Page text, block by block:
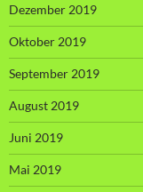
Dezember 2019
Oktober 2019
September 2019
August 2019
Juni 2019
Mai 2019